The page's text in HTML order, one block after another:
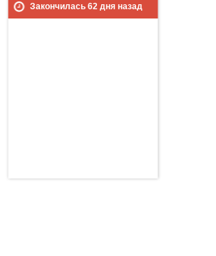
Закончилась 62дня назад